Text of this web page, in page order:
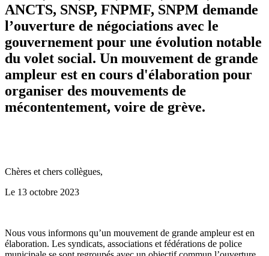
ANCTS, SNSP, FNPMF, SNPM demande
l’ouverture de négociations avec le
gouvernement pour une évolution notable
du volet social. Un mouvement de grande
ampleur est en cours d'élaboration pour
organiser des mouvements de
mécontentement, voire de grève.
Chères et chers collègues,
Le 13 octobre 2023
Nous vous informons qu’un mouvement de grande ampleur est en
élaboration. Les syndicats, associations et fédérations de police